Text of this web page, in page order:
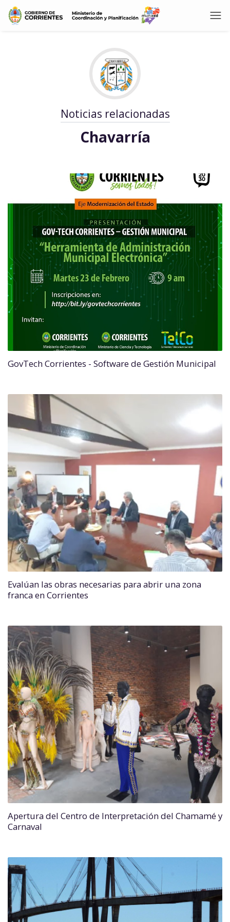
Noticias relacionadas
Chavarría
GovTech Corrientes - Software de Gestión Municipal
Evalúan las obras necesarias para abrir una zona
franca en Corrientes
Apertura del Centro de Interpretación del Chamamé y
Carnaval